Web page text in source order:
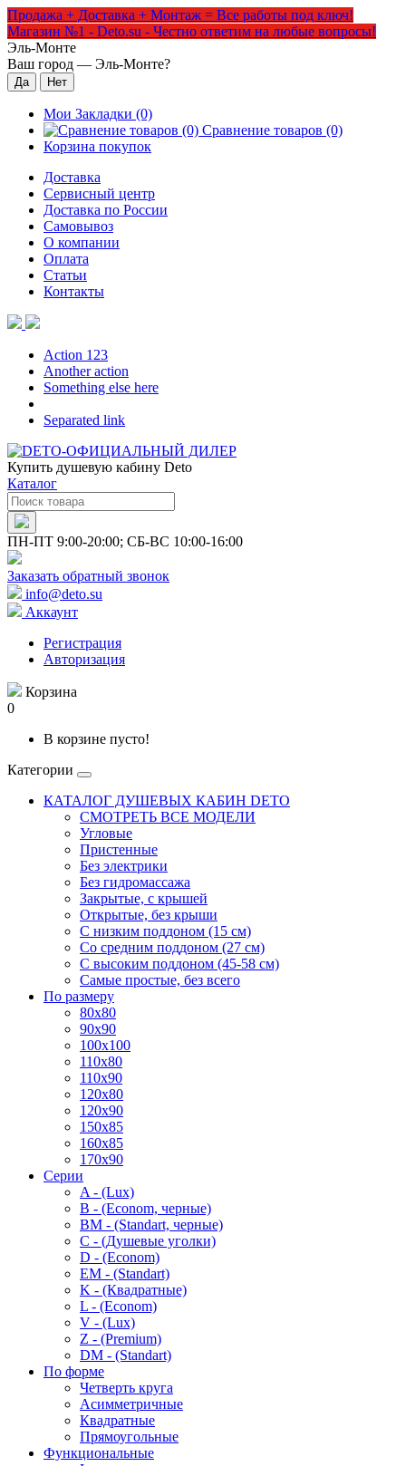
Продажа + Доставка + Монтаж = Все работы под ключ!
Магазин №1 - Deto.su - Честно ответим на любые вопросы!
Эль-Монте
Ваш город — Эль-Монте?
Мои Закладки (0)
Сравнение товаров (0)
Корзина покупок
Доставка
Сервисный центр
Доставка по России
Самовывоз
О компании
Оплата
Статьи
Контакты
Action 123
Another action
Something else here
Separated link
Купить душевую кабину Deto
Каталог
ПН-ПТ 9:00-20:00; СБ-ВС 10:00-16:00
Заказать обратный звонок
info@deto.su
Аккаунт
Регистрация
Авторизация
Корзина
0
В корзине пусто!
Категории
КАТАЛОГ ДУШЕВЫХ КАБИН DETO
СМОТРЕТЬ ВСЕ МОДЕЛИ
Угловые
Пристенные
Без электрики
Без гидромассажа
Закрытые, с крышей
Открытые, без крыши
С низким поддоном (15 см)
Со средним поддоном (27 см)
С высоким поддоном (45-58 см)
Самые простые, без всего
По размеру
80x80
90x90
100x100
110x80
110x90
120x80
120x90
150x85
160x85
170x90
Серии
A - (Lux)
B - (Econom, черные)
BM - (Standart, черные)
C - (Душевые уголки)
D - (Econom)
EM - (Standart)
K - (Квадратные)
L - (Econom)
V - (Lux)
Z - (Premium)
DM - (Standart)
По форме
Четверть круга
Асимметричные
Квадратные
Прямоугольные
Функциональные